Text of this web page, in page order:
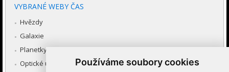
Používáme soubory cookies
VYBRANÉ WEBY ČAS
Hvězdy
Galaxie
Planetky
Optické úkazy v atmosféře